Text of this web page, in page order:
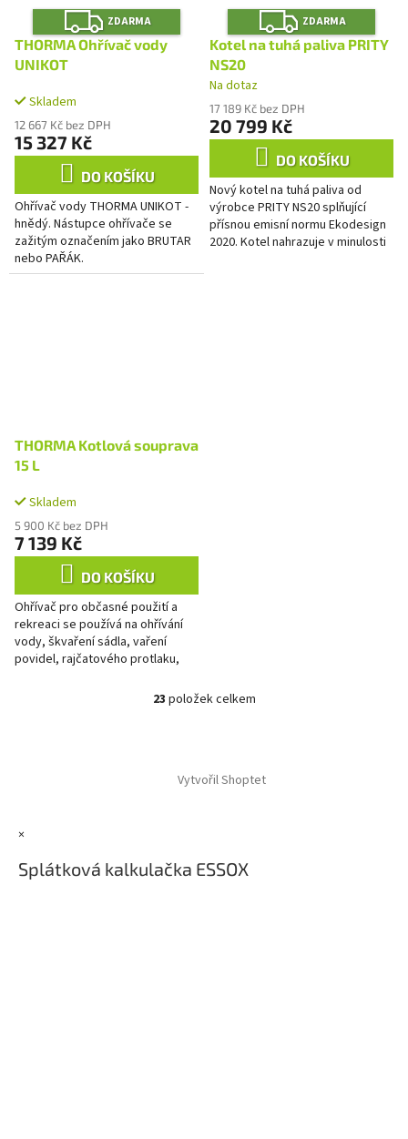
Z
D
A
R
ZDARMA
THORMA Ohřívač vody
UNIKOT
Skladem
12 667 Kč bez DPH
15 327 Kč
DO KOŠÍKU
Ohřívač vody THORMA UNIKOT -
hnědý. Nástupce ohřívače se
zažitým označením jako BRUTAR
nebo PAŘÁK.
Z
D
A
R
ZDARMA
Kotel na tuhá paliva PRITY
NS20
Průměrné
hodnocení
produktu
je
z
5
hvězdiček.
Na dotaz
17 189 Kč bez DPH
20 799 Kč
DO KOŠÍKU
Nový kotel na tuhá paliva od
výrobce PRITY NS20 splňující
přísnou emisní normu Ekodesign
2020. Kotel nahrazuje v minulosti
THORMA Kotlová souprava
15 L
Skladem
5 900 Kč bez DPH
7 139 Kč
DO KOŠÍKU
Ohřívač pro občasné použití a
rekreaci se používá na ohřívání
vody, škvaření sádla, vaření
povidel, rajčatového protlaku,
podobně.Souprava se skládá ze...
O
d
r
v
23 položek celkem
Vytvořil Shoptet
×
Splátková kalkulačka ESSOX